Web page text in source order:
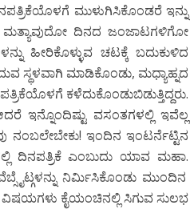
ಮುಳುಗಿಸಿಕೊಂಡರೆ ಇನ್ನು
ದಿನದ ಜಂಜಾಟಗಳಿಗೋ
ಹೀರಿಕೊಳ್ಳುವ ಚಟಕ್ಕೆ ಬದುಕುಳಿದ
ಸ್ಥಳವಾಗಿ ಮಾಡಿಕೊಂಡು, ಮಧ್ಯಾಹ್ನದ
ಕಳೆದುಕೊಂಡುಬಿಡುತ್ತಿದ್ದರು.
ಇನ್ನೊಂದಿಷ್ಟು ವಸಂತಗಳಲ್ಲಿ ಇವೆಲ್ಲ
ನಂಬಲೇಬೇಕು! ಇಂದಿನ ಇಂಟರ್ನೆಟ್ಟಿನ
ದಿನಪತ್ರಿಕೆ ಎಂಬುದು ಯಾವ ಮಹಾ.
ನಿರ್ಮಿಸಿಕೊಂಡು ಮುಂದಿನ
ವಿಷಯಗಳು ಕೈಯಂಚಿನಲ್ಲಿ ಸಿಗುವ ಸುಲಭ